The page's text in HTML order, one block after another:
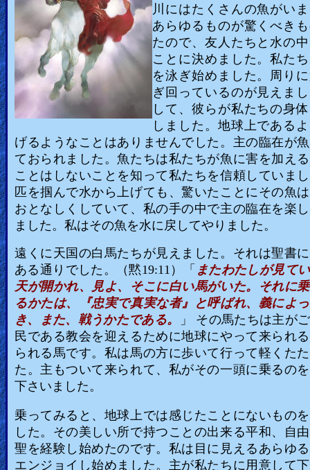
川にはたくさんの魚がい
あらゆるものが驚くべき
たので、友人たちと水の
ことに決めました。私た
を泳ぎ始めました。周り
ぎ回っているのが見えま
して、彼らが私たちの身
しました。地球上である
げるようなことはありませんでした。主の臨在が
ておられました。魚たちは私たちが魚に害を加え
ことはしないことを知って私たちを信頼していま
匹を掴んで水から上げても、驚いたことにその魚
おとなしくしていて、私の手の中で主の臨在を楽
ました。私はその魚を水に戻してやりました。
遠くに天国の白馬たちが見えました。それは聖書
ある通りでした。（黙19:11）「 またわたしが見て
天が開かれ、見よ、そこに白い馬がいた。それに
るかたは、『忠実で真実な者』と呼ばれ、義によ
き、また、戦うかたである。
」 その馬たちは主が
民である教会を迎えるために地球にやって来られ
られる馬です。私は馬の方に歩いて行って軽くた
た。主もついて来られて、私がその一頭に乗るの
下さいました。
乗ってみると、地球上では感じたことにないもの
した。その美しい所で持つことの出来る平和、自
聖を経験し始めたのです。私は目に見えるあらゆ
エンジョイし始めました。主が私たちに用意して